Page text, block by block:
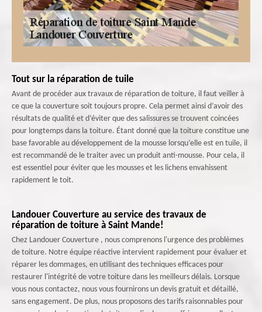
Tout sur la réparation de tuile
Avant de procéder aux travaux de réparation de toiture, il faut veiller à
ce que la couverture soit toujours propre. Cela permet ainsi d’avoir des
résultats de qualité et d’éviter que des salissures se trouvent coincées
pour longtemps dans la toiture. Étant donné que la toiture constitue une
base favorable au développement de la mousse lorsqu’elle est en tuile, il
est recommandé de le traiter avec un produit anti-mousse. Pour cela, il
est essentiel pour éviter que les mousses et les lichens envahissent
rapidement le toit.
Landouer Couverture au service des travaux de
réparation de toiture à Saint Mande!
Chez Landouer Couverture , nous comprenons l'urgence des problèmes
de toiture. Notre équipe réactive intervient rapidement pour évaluer et
réparer les dommages, en utilisant des techniques efficaces pour
restaurer l'intégrité de votre toiture dans les meilleurs délais. Lorsque
vous nous contactez, nous vous fournirons un devis gratuit et détaillé,
sans engagement. De plus, nous proposons des tarifs raisonnables pour